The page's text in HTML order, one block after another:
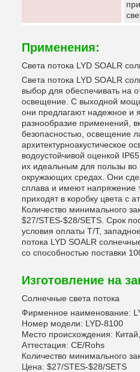
Применения:
Света потока LYD SOALR
Света потока LYD SOALR
выбор для обеспечивать на
освещение. С выходной
они предлагают надежное и
разнообразие применений,
безопасностью, освещение
архитектурноакустическое
водоустойчивой оценкой
их идеальным для пользы
окружающих средах. Они
сплава и имеют напряжение
приходят в коробку цвета с
Количество минимального
$27/STES-$28/SETS. Срок
условия оплаты T/T,
потока LYD SOALR
со способностью поставки
Изготовление на
Солнечные света потока
Фирменное наименование:
Номер модели: LYD-8100
Место происхождения:
Аттестация: CE/Rohs
Количество минимального
Цена: $27/STES-$28/SETS